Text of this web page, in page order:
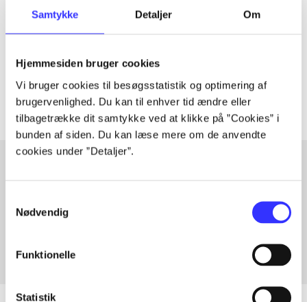
Samtykke Detaljer Om
Hjemmesiden bruger cookies
Vi bruger cookies til besøgsstatistik og optimering af
brugervenlighed. Du kan til enhver tid ændre eller
tilbagetrække dit samtykke ved at klikke på ”Cookies” i
bunden af siden. Du kan læse mere om de anvendte
cookies under ”Detaljer”.
Nødvendig
Funktionelle
Statistik
lorem ipsum dolor sit amet ...
In